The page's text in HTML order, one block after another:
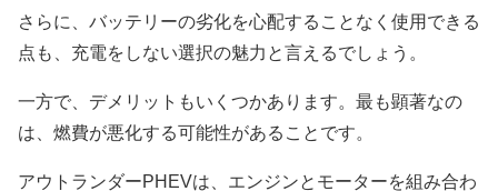
さらに、バッテリーの劣化を心配することなく使用できる
点も、充電をしない選択の魅力と言えるでしょう。
一方で、デメリットもいくつかあります。最も顕著なの
は、燃費が悪化する可能性があることです。
アウトランダーPHEVは、エンジンとモーターを組み合わ